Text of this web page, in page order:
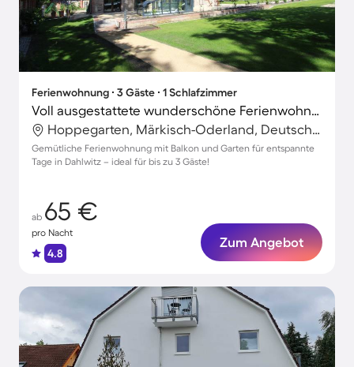
Ferienwohnung ∙ 3 Gäste ∙ 1 Schlafzimmer
Voll ausgestattete wunderschöne Ferienwohnung mit Garten
Hoppegarten, Märkisch-Oderland, Deutschland
Gemütliche Ferienwohnung mit Balkon und Garten für entspannte
Tage in Dahlwitz – ideal für bis zu 3 Gäste!
ab 65 €
pro Nacht
4.8
Zum Angebot